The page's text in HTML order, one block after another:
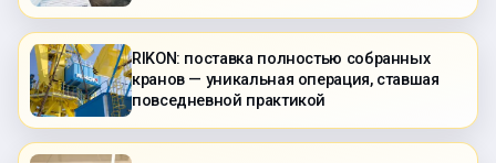
RIKON: поставка полностью собранных
кранов — уникальная операция, ставшая
повседневной практикой